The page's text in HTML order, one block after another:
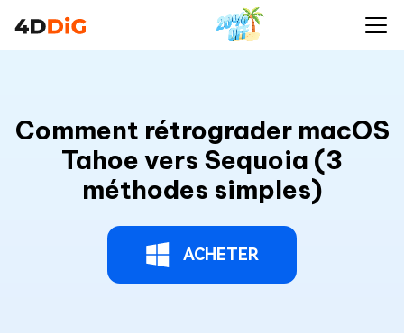
Comment rétrograder macOS
Tahoe vers Sequoia (3
méthodes simples)
ACHETER